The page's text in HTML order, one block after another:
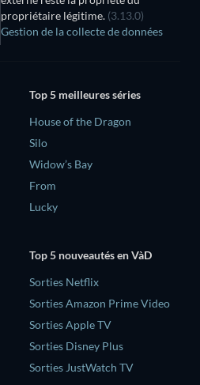
propriétaire légitime. (3.13.0)
Gestion de la collecte de données
Top 5 meilleures séries
House of the Dragon
Silo
Widow’s Bay
From
Lucky
Top 5 nouveautés en VàD
Sorties Netflix
Sorties Amazon Prime Video
Sorties Apple TV
Sorties Disney Plus
Sorties JustWatch TV